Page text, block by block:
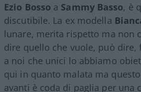
Ezio Bosso a Sammy Basso, è
discutibile. La ex modella
lunare, merita rispetto ma non
dire quello che vuole, può dire,
a noi che unici lo abbiamo
qui in quanto malata ma
avanti è coda di paglia per una